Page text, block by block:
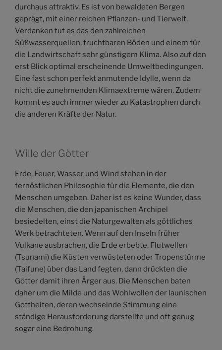
durchaus attraktiv. Es ist von bewaldeten Bergen
geprägt, mit einer reichen Pflanzen- und Tierwelt.
Verdanken tut es das den zahlreichen
Süßwasserquellen, fruchtbaren Böden und einem für
die Landwirtschaft sehr günstigem Klima. Also auf den
erst Blick optimal erscheinende Umweltbedingungen.
Eine fast schon perfekt anmutende Idylle, wenn da
nicht die zunehmenden Klimaextreme wären. Zudem
kommt es auch immer wieder zu Katastrophen durch
die anderen Kräfte der Natur.
Wille der Götter
Erde, Feuer, Wasser und Wind stehen in der
fernöstlichen Philosophie für die Elemente, die den
Menschen umgeben. Daher ist es keine Wunder, dass
die Menschen, die den japanischen Archipel
besiedelten, einst die Naturgewalten als göttliches
Werk betrachteten. Wenn auf den Inseln früher
Vulkane ausbrachen, die Erde erbebte, Flutwellen
(Tsunami) die Küsten verwüsteten oder Tropenstürme
(Taifune) über das Land fegten, dann drückten die
Götter damit ihren Ärger aus. Die Menschen baten
daher um die Milde und das Wohlwollen der launischen
Gottheiten, deren wechselnde Stimmung eine
ständige Herausforderung darstellte und oft genug
sogar eine Bedrohung.